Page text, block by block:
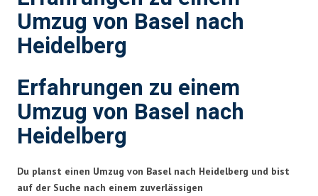
Umzug von Basel nach
Heidelberg
Erfahrungen zu einem
Umzug von Basel nach
Heidelberg
Du planst einen Umzug von Basel nach Heidelberg und bist
auf der Suche nach einem zuverlässigen